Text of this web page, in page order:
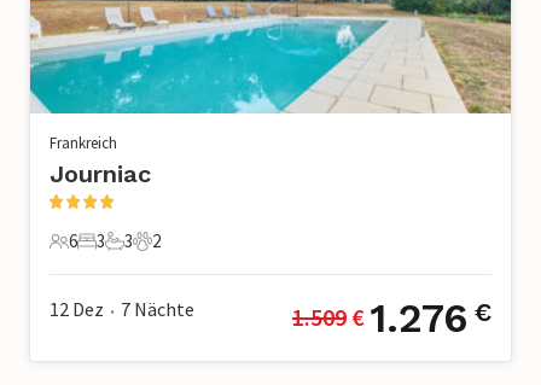
Frankreich
Journiac
6 Gäste
6
3 Schlafzimmer
3
3 Badezimmer
3
2 Haustiere
2
12 Dez • 7 Nächte 1.509 € 1.276 €